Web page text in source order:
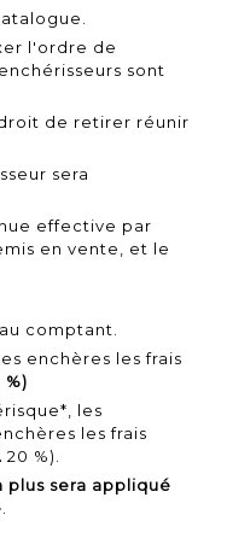
l'ordre de
sont
de retirer réunir
sera
effective par
en vente, et le
comptant.
enchères les frais
%)
les
les frais
20 %).
plus sera appliqué